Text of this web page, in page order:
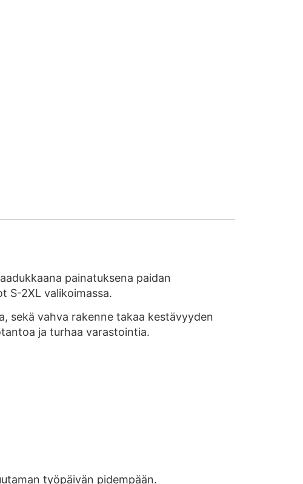
painatuksena paidan
S-2XL valikoimassa.
sekä vahva rakenne takaa kestävyyden
ja turhaa varastointia.
työpäivän pidempään.